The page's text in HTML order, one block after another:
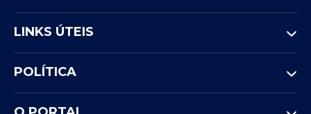
LINKS ÚTEIS
POLÍTICA